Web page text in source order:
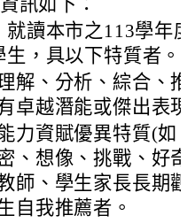
訊如下：
就讀本市之113學年
，具以下特質者。
解、分析、綜合、
卓越潛能或傑出表現
力資賦優異特質(如
、想像、挑戰、好
師、學生家長長期
自我推薦者。